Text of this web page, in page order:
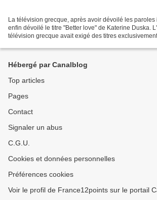
La télévision grecque, après avoir dévoilé les
enfin dévoilé le titre "Better love" de Katerine Duska.
télévision grecque avait exigé des titres
Hébergé par Canalblog
Top articles
Pages
Contact
Signaler un abus
C.G.U.
Cookies et données personnelles
Préférences cookies
Voir le profil de France12points sur le portail